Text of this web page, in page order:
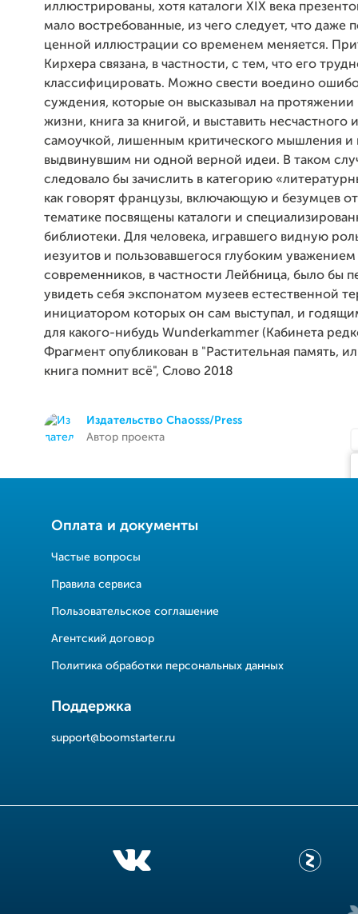
иллюстрированы, хотя каталоги XIX века
мало востребованные, из чего следует, что даже
ценной иллюстрации со временем меняется.
Кирхера связана, в частности, с тем, что его
классифицировать. Можно свести воедино
суждения, которые он высказывал на протяжении
жизни, книга за книгой, и выставить несчастного
самоучкой, лишенным критического мышления и
выдвинувшим ни одной верной идеи. В таком
следовало бы зачислить в категорию
как говорят французы, включающую и безумцев
тематике посвящены каталоги и
библиотеки. Для человека, игравшего видную
иезуитов и пользовавшегося глубоким уважением
современников, в частности Лейбница, было бы
увидеть себя экспонатом музеев естественной
инициатором которых он сам выступал, и
для какого-нибудь Wunderkammer (Кабинета
Фрагмент опубликован в "Растительная память,
книга помнит всё", Слово 2018
Издательство Chaosss/Press
Автор проекта
Оплата и документы
Частые вопросы
Правила сервиса
Пользовательское соглашение
Агентский договор
Политика обработки персональных данных
Поддержка
support@boomstarter.ru